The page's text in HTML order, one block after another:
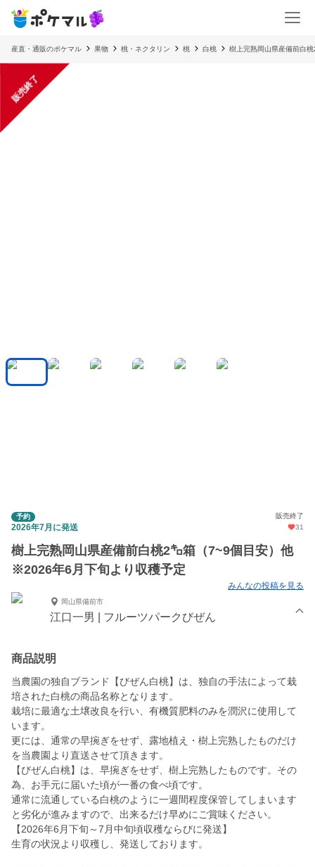
産直・通販のポケマル 果物 桃・ネクタリン 桃 白桃 樹上完熟岡山県産備前白
販売終了
予約 販売終了
2026年7月に発送 31
樹上完熟岡山県産備前白桃2㌔箱（7~9個目安）他
※2026年6月下旬より収穫予定
みんなの投稿を見る
岡山県備前市
江口一男 | フルーツパークびぜん
商品説明
当農園の独自ブランド【びぜん白桃】は、独自の手法によって栽
培された白桃の商品名称となります。
栽培に最適な土壌改良を行い、有機質肥料のみを潤沢に使用して
います。
更には、通常の早捥ぎをせず、露地植え・樹上完熟したものだけ
を当農園より直送させて頂きます。
【びぜん白桃】は、早捥ぎをせず、樹上完熟したものです。その
為、お手元に届いた頃が一番の食べ頃です。
通常に流通している白桃のように一週間程度保管してしまいます
と劣化が進みますので、出来るだけ早めにご賞味ください。
【2026年6月下旬～7月中旬頃収穫ならびに発送】
生育の状況より収穫し、発送しております。